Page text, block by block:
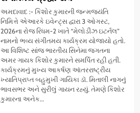
અમદાવાદ :- કિશોર કુમારની જન્મજયંતિ
નિમિત્તે એઆરકે ઇવેન્ટ્સ દ્વારા 3 ઓગસ્ટ,
2026ના રોજ રિધમ-2 ખાતે “મેલોડીઝ ઇટર્નલ”
નામનો ભવ્ય સંગીતમય કાર્યક્રમ યોજાયો હતો.
આ વિશિષ્ટ સાંજ ભારતીય સિનેમા જગતના
અમર ગાયક કિશોર કુમારને સમર્પિત રહી હતી.
કાર્યક્રમનું મુખ્ય આકર્ષણ આંતરરાષ્ટ્રીય
ખ્યાતિપ્રાપ્ત બહુમુખી ગાયિકા ડૉ. મિતાલી નાગનું
ભાવસભર અને સુરીલું ગાયન રહ્યું. તેમણે કિશોર
કુમારના અનેક...
અને ગીર ગાયના વૈદિક વલોણા ઘી-
દૂધની શુદ્ધ સેવાઓ સાથે વ્યાપક
વિસ્તરણ
BUSINESS
ડીઝાઇન કેફેએ સુરતીઓ માટે નવું
એક્સપિરિયન્સ સેન્ટર ખોલ્યું,
ગુજરાતમાં પોતાની હાજરી વધુ
મજબૂત બનાવી
BUSINESS